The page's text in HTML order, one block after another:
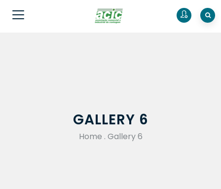
GALLERY 6
Home . Gallery 6